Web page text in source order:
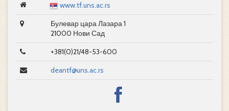
www.tf.uns.ac.rs
Булевар цара Лазара 1
21000 Нови Сад
+381(0)21/48-53-600
deantf@uns.ac.rs